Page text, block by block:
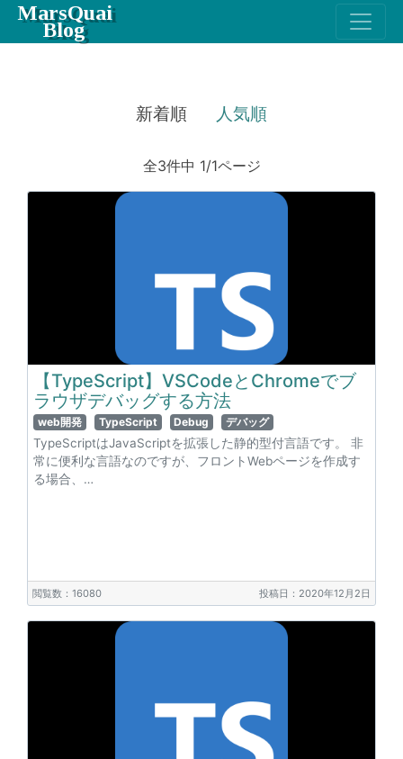
MarsQuai
Blog
新着順 人気順
全3件中 1/1ページ
【TypeScript】VSCodeとChromeでブ
ラウザデバッグする方法
web開発 TypeScript Debug デバッグ
TypeScriptはJavaScriptを拡張した静的型付言語です。 非
常に便利な言語なのですが、フロントWebページを作成す
る場合、…
閲覧数：16080 投稿日：2020年12月2日